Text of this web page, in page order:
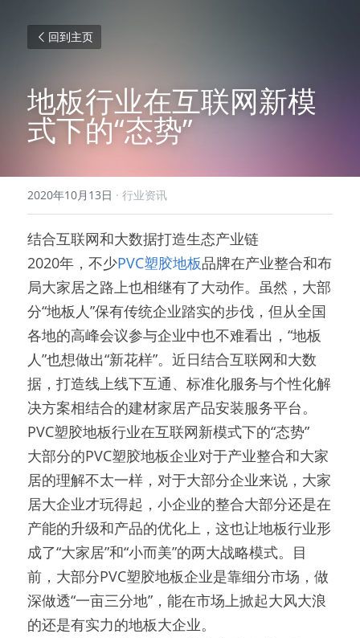
回到主页
地板行业在互联网新模
式下的“态势”
2020年10月13日 · 行业资讯
结合互联网和大数据打造生态产业链
2020年，不少PVC塑胶地板品牌在产业整合和布
局大家居之路上也相继有了大动作。虽然，大部
分“地板人”保有传统企业踏实的步伐，但从全国
各地的高峰会议参与企业中也不难看出，“地板
人”也想做出“新花样”。近日结合互联网和大数
据，打造线上线下互通、标准化服务与个性化解
决方案相结合的建材家居产品安装服务平台。
PVC塑胶地板行业在互联网新模式下的“态势”
大部分的PVC塑胶地板企业对于产业整合和大家
居的理解不太一样，对于大部分企业来说，大家
居大企业才玩得起，小企业的整合大部分还是在
产能的升级和产品的优化上，这也让地板行业形
成了“大家居”和“小而美”的两大战略模式。目
前，大部分PVC塑胶地板企业是靠细分市场，做
深做透“一亩三分地”，能在市场上掀起大风大浪
的还是有实力的地板大企业。